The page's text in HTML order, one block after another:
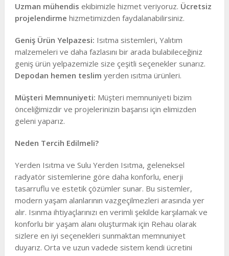
Uzman mühendis ekibimizle hizmet veriyoruz. Ücretsiz
projelendirme hizmetimizden faydalanabilirsiniz.
Geniş Ürün Yelpazesi: Isıtma sistemleri, Yalıtım
malzemeleri ve daha fazlasını bir arada bulabileceğiniz
geniş ürün yelpazemizle size çeşitli seçenekler sunarız.
Depodan hemen teslim yerden ısıtma ürünleri.
Müşteri Memnuniyeti: Müşteri memnuniyeti bizim
önceliğimizdir ve projelerinizin başarısı için elimizden
geleni yaparız.
Neden Tercih Edilmeli?
Yerden Isıtma ve Sulu Yerden Isıtma, geleneksel
radyatör sistemlerine göre daha konforlu, enerji
tasarruflu ve estetik çözümler sunar. Bu sistemler,
modern yaşam alanlarının vazgeçilmezleri arasında yer
alır. Isınma ihtiyaçlarınızı en verimli şekilde karşılamak ve
konforlu bir yaşam alanı oluşturmak için Rehau olarak
sizlere en iyi seçenekleri sunmaktan memnuniyet
duyarız. Orta ve uzun vadede sistem kendi ücretini